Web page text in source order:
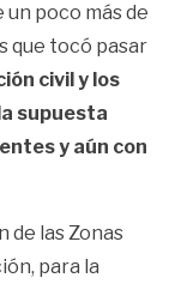
poco más de
que tocó pasar
civil y los
supuesta
y aún con
de las Zonas
para la